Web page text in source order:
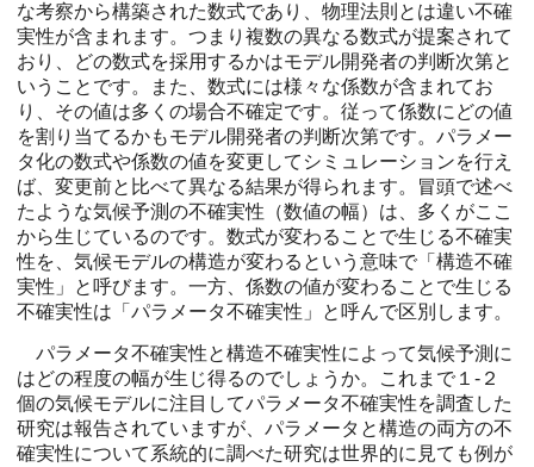
な考察から構築された数式であり、物理法則とは違い不確
実性が含まれます。つまり複数の異なる数式が提案されて
おり、どの数式を採用するかはモデル開発者の判断次第と
いうことです。また、数式には様々な係数が含まれてお
り、その値は多くの場合不確定です。従って係数にどの値
を割り当てるかもモデル開発者の判断次第です。パラメー
タ化の数式や係数の値を変更してシミュレーションを行え
ば、変更前と比べて異なる結果が得られます。冒頭で述べ
たような気候予測の不確実性（数値の幅）は、多くがここ
から生じているのです。数式が変わることで生じる不確実
性を、気候モデルの構造が変わるという意味で「構造不確
実性」と呼びます。一方、係数の値が変わることで生じる
不確実性は「パラメータ不確実性」と呼んで区別します。
パラメータ不確実性と構造不確実性によって気候予測に
はどの程度の幅が生じ得るのでしょうか。これまで１-２
個の気候モデルに注目してパラメータ不確実性を調査した
研究は報告されていますが、パラメータと構造の両方の不
確実性について系統的に調べた研究は世界的に見ても例が